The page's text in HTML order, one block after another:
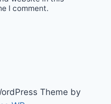
I comment.
Theme by